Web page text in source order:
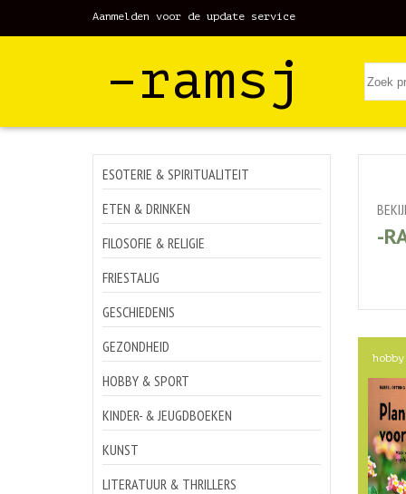
Aanmelden voor de update service
–ramsj
ESOTERIE & SPIRITUALITEIT
ETEN & DRINKEN
FILOSOFIE & RELIGIE
FRIESTALIG
GESCHIEDENIS
GEZONDHEID
HOBBY & SPORT
KINDER- & JEUGDBOEKEN
KUNST
LITERATUUR & THRILLERS
-